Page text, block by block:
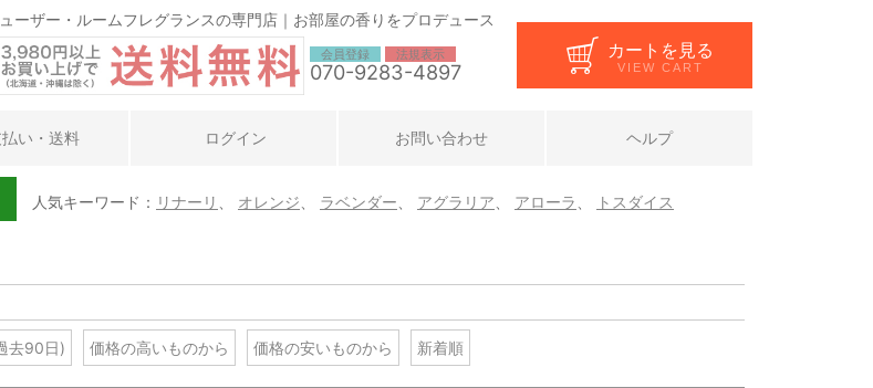
ーザー・ルームフレグランスの専門店｜お部屋の香りをプロデュース
会員登録 法規表示
070-9283-4897
カートを見る
VIEW CART
い・送料 ログイン お問い合わせ ヘルプ
人気キーワード： リナーリ オレンジ ラベンダー アグラリア アローラ トスダイス
去90日) 価格の高いものから 価格の安いものから 新着順